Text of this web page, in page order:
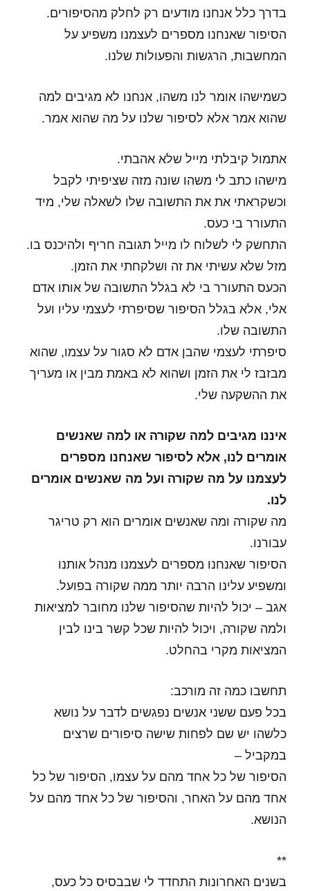
בדרך כלל אנחנו מודעים רק לחלק מהסיפורים.
הסיפור שאנחנו מספרים לעצמנו משפיע על
המחשבות, הרגשות והפעולות שלנו.
כשמישהו אומר לנו משהו, אנחנו לא מגיבים למה
שהוא אמר אלא לסיפור שלנו על מה שהוא אמר.
אתמול קיבלתי מייל שלא אהבתי.
מישהו כתב לי משהו שונה מזה שציפיתי לקבל
וכשקראתי את את התשובה שלו לשאלה שלי, מיד
התעורר בי כעס.
התחשק לי לשלוח לו מייל תגובה חריף ולהיכנס בו.
מזל שלא עשיתי את זה ושלקחתי את הזמן.
הכעס התעורר בי לא בגלל התשובה של אותו אדם
אלי, אלא בגלל הסיפור שסיפרתי לעצמי עליו ועל
התשובה שלו.
סיפרתי לעצמי שהבן אדם לא סגור על עצמו, שהוא
מבזבז לי את הזמן ושהוא לא באמת מבין או מעריך
את ההשקעה שלי.
איננו מגיבים למה שקורה או למה שאנשים
אומרים לנו, אלא לסיפור שאנחנו מספרים
לעצמנו על מה שקורה ועל מה שאנשים אומרים
לנו.
מה שקורה ומה שאנשים אומרים הוא רק טריגר
עבורנו.
הסיפור שאנחנו מספרים לעצמנו מנהל אותנו
ומשפיע עלינו הרבה יותר ממה שקורה בפועל.
אגב – יכול להיות שהסיפור שלנו מחובר למציאות
ולמה שקורה, ויכול להיות שכל קשר בינו לבין
המציאות מקרי בהחלט.
תחשבו כמה זה מורכב:
בכל פעם ששני אנשים נפגשים לדבר על נושא
כלשהו יש שם לפחות שישה סיפורים שרצים
במקביל –
הסיפור של כל אחד מהם על עצמו, הסיפור של כל
אחד מהם על האחר, והסיפור של כל אחד מהם על
הנושא.
**
בשנים האחרונות התחדד לי שבבסיס כל כעס,